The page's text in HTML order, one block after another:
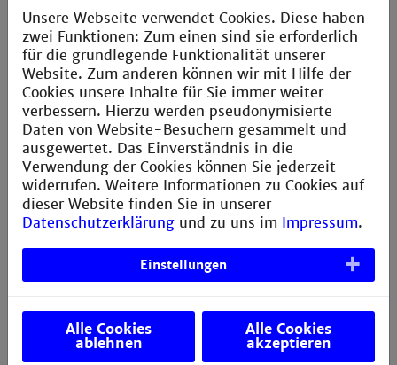
2. Soft-Limit pro User von 200GB — damit Sie den
Work-Space Mechanismus (ws_allocate, ws_list, s.
WIKI) nutzen können
3. BeeGFS-HardLimit, welches dem Invest-Anteil der
beteiligten Organisationen entspricht, jedoch mind.
30TB pro Organisation. Dies wird überwacht und bei
>70% Nutzung gewarnt.
4. Es gibt keine Backups! Weder in HOME noch von
den Workspaces.
Kurzanleitung der HS Esslingen
Support
mailto:dachs-admin@hs-esslingen.de
Unsere Webseite verwendet Cookies. Diese haben
zwei Funktionen: Zum einen sind sie erforderlich
für die grundlegende Funktionalität unserer
Website. Zum anderen können wir mit Hilfe der
Cookies unsere Inhalte für Sie immer weiter
verbessern. Hierzu werden pseudonymisierte
Daten von Website-Besuchern gesammelt und
ausgewertet. Das Einverständnis in die
Verwendung der Cookies können Sie jederzeit
widerrufen. Weitere Informationen zu Cookies auf
dieser Website finden Sie in unserer
Datenschutzerklärung und zu uns im Impressum.
Einstellungen
Alle Cookies
ablehnen
Alle Cookies
akzeptieren